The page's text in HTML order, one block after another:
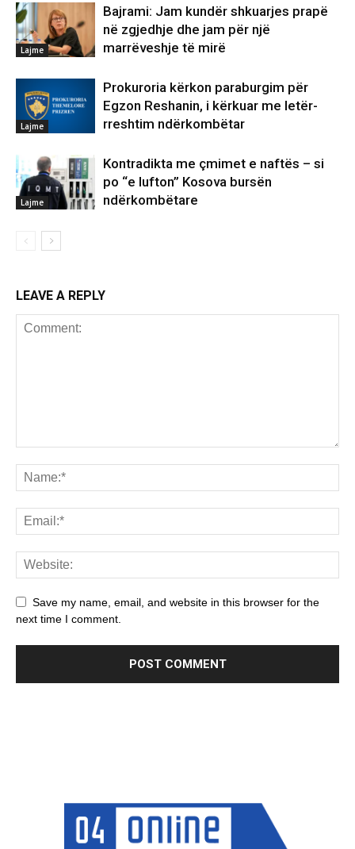
Lajme
Bajrami: Jam kundër shkuarjes prapë
në zgjedhje dhe jam për një
marrëveshje të mirë
Lajme
Prokuroria kërkon paraburgim për
Egzon Reshanin, i kërkuar me letër-
rreshtim ndërkombëtar
Lajme
Kontradikta me çmimet e naftës – si
po “e lufton” Kosova bursën
ndërkombëtare
LEAVE A REPLY
Save my name, email, and website in this browser for the
next time I comment.